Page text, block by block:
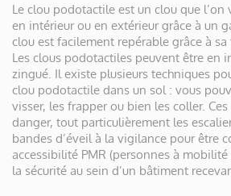
Le clou podotactile est un clou que l’on
en intérieur ou en extérieur grâce à un
clou est facilement repérable grâce à
Les clous podotactiles peuvent être en
zingué. Il existe plusieurs techniques
clou podotactile dans un sol : vous
visser, les frapper ou bien les coller.
danger, tout particulièrement les
bandes d’éveil à la vigilance pour être
accessibilité PMR (personnes à
la sécurité au sein d’un bâtiment